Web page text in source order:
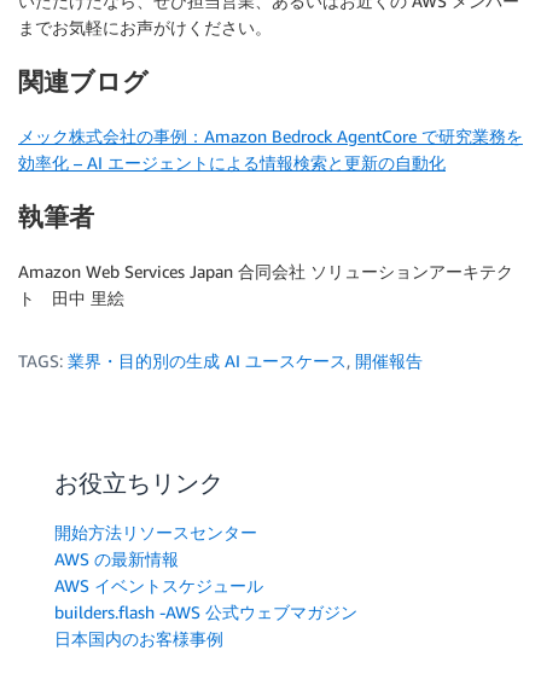
までお気軽にお声がけください。
関連ブログ
メック株式会社の事例：Amazon Bedrock AgentCore で研究業務を
効率化 – AI エージェントによる情報検索と更新の自動化
執筆者
Amazon Web Services Japan 合同会社 ソリューションアーキテク
ト 田中 里絵
TAGS: 業界・目的別の生成 AI ユースケース, 開催報告
お役立ちリンク
開始方法リソースセンター
AWS の最新情報
AWS イベントスケジュール
builders.flash -AWS 公式ウェブマガジン
日本国内のお客様事例